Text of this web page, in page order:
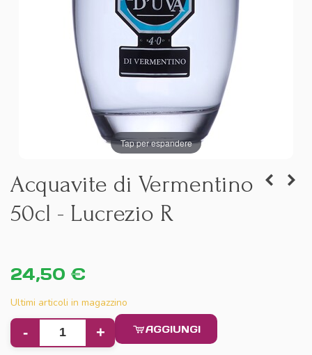
Tap per espandere
Acquavite di Vermentino
50cl - Lucrezio R
24,50 €
Ultimi articoli in magazzino
- + AGGIUNGI